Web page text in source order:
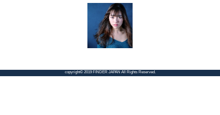
copyright© 2019 FINDER JAPAN All Rights Reserved.